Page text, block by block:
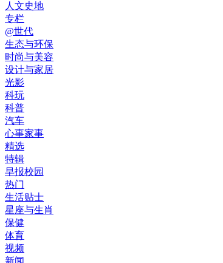
人文史地
专栏
@世代
生态与环保
时尚与美容
设计与家居
光影
科玩
科普
汽车
心事家事
精选
特辑
早报校园
热门
生活贴士
星座与生肖
保健
体育
视频
新闻